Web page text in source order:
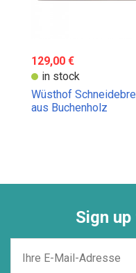
129,00 €
in stock
Wüsthof
aus Buchenholz
Sign